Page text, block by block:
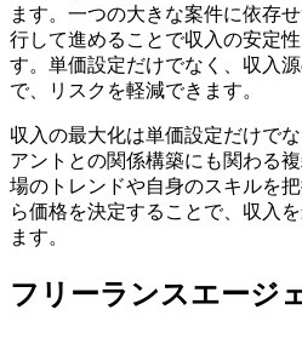
ます。一つの大きな案件に依存せ
行して進めることで収入の安定
す。単価設定だけでなく、収入
で、リスクを軽減できます。
収入の最大化は単価設定だけで
アントとの関係構築にも関わる
場のトレンドや自身のスキルを
ら価格を決定することで、収入
ます。
フリーランスエージ